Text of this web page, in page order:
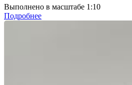
Выполнено в масштабе 1:10
Подробнее